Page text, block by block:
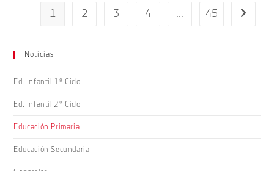
1 2 3 4 … 45 Ir a la
Noticias
Ed. Infantil 1º Ciclo
Ed. Infantil 2º Ciclo
Educación Primaria
Educación Secundaria